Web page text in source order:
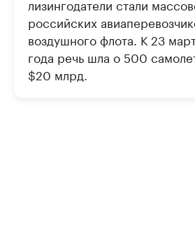
лизингодатели стали
российских
воздушного флота. К 23
года речь шла о 500
$20 млрд.